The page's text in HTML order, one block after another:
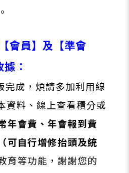
。
會員】及【準會
：
完成，煩請多加利用線
資料、線上查看積分或
年會費、年會報到費
可自行增修抬頭及統
育等功能，謝謝您的